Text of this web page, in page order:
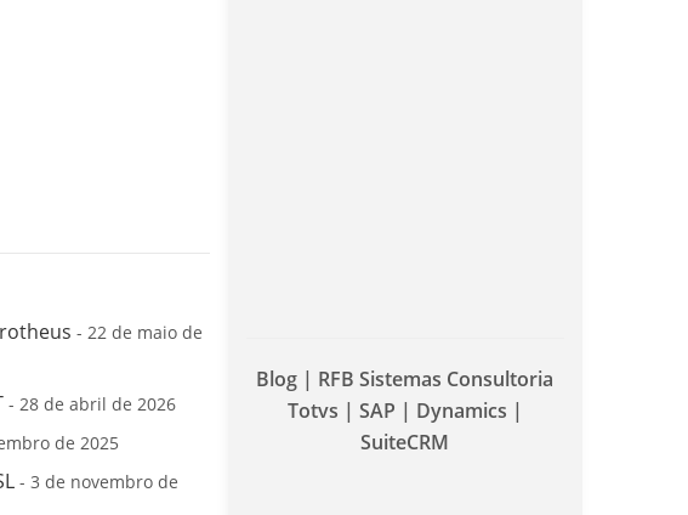
- 22 de maio de
- 28 de abril de 2026
de 2025
- 3 de novembro de
Blog | RFB Sistemas Consultoria
Totvs | SAP | Dynamics |
SuiteCRM